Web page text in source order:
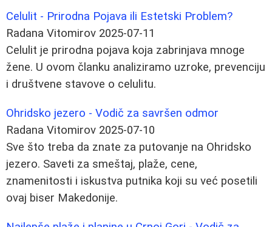
Celulit - Prirodna Pojava ili Estetski Problem?
Radana Vitomirov 2025-07-11
Celulit je prirodna pojava koja zabrinjava mnoge
žene. U ovom članku analiziramo uzroke, prevenciju
i društvene stavove o celulitu.
Ohridsko jezero - Vodič za savršen odmor
Radana Vitomirov 2025-07-10
Sve što treba da znate za putovanje na Ohridsko
jezero. Saveti za smeštaj, plaže, cene,
znamenitosti i iskustva putnika koji su već posetili
ovaj biser Makedonije.